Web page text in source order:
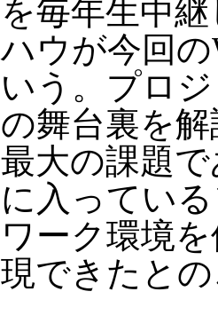
を毎年生中
ハウが今回
いう。プロ
の舞台裏を
最大の課題
に入ってい
ワーク環境
現できたと